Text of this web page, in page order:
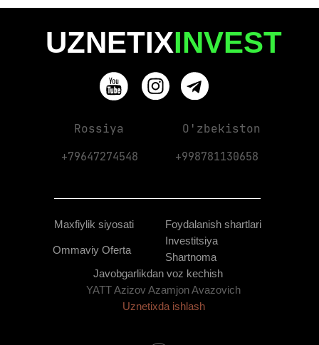
Maxfiylik siyosati
Ommaviy Oferta
Foydalanish shartlari
Shartnoma
YATT Azizov Azamjon Avazovich
Uznetixda ishlash
Rossiya
+79647274548
O'zbekiston
+998781130658
UZNETIXINVEST
Javobgarlikdan voz kechish
Investitsiya